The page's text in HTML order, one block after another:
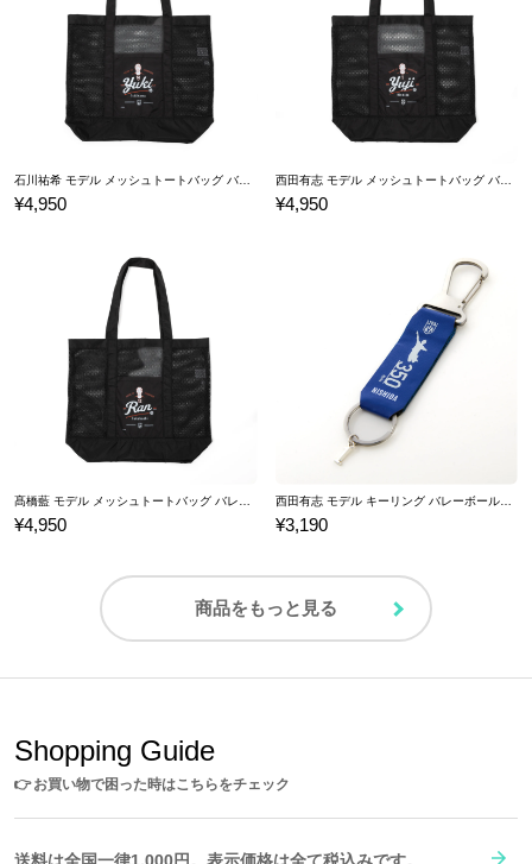
素材／ ポリエステル
¥4,950
西田有志 モデル メッシュトートバッグ バレーボール男子日本代表
¥4,950
¥4,950
西田有志 モデル キーリング バレーボール男子日本代表
¥3,190
商品をもっと見る
Shopping Guide
👉お買い物で困った時はこちらをチェック